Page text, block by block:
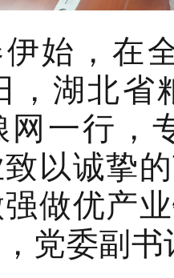
始，在
，湖北省
网一行，
以诚挚
做优产
党委副